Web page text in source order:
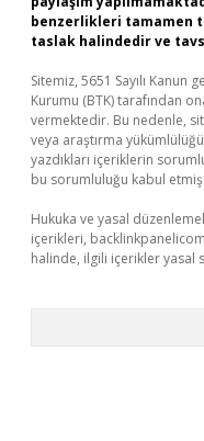
benzerlikleri tamamen
taslak halindedir ve
Sitemiz, 5651 Sayılı
Kurumu (BTK) tarafından
vermektedir. Bu nedenle,
veya araştırma
yazdıkları içeriklerin
bu sorumluluğu kabul etmiş
Hukuka ve yasal
içerikleri,
halinde, ilgili içerikler yasal